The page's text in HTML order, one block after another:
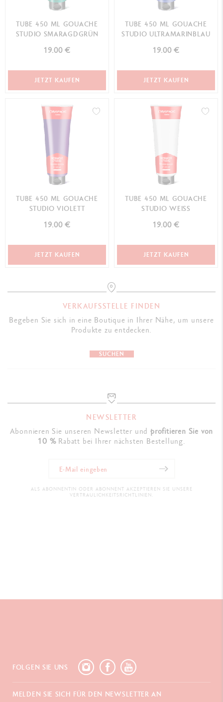
TUBE 450 ML GOUACHE
STUDIO SMARAGDGRÜN
19.00 €
JETZT KAUFEN
TUBE 450 ML GOUACHE
STUDIO ULTRAMARINBLAU
19.00 €
JETZT KAUFEN
TUBE 450 ML GOUACHE
STUDIO VIOLETT
19.00 €
JETZT KAUFEN
TUBE 450 ML GOUACHE
STUDIO WEISS
19.00 €
JETZT KAUFEN
VERKAUFSSTELLE FINDEN
Begeben Sie sich in eine Boutique in Ihrer Nähe, um unsere
Produkte zu entdecken.
SUCHEN
NEWSLETTER
Abonnieren Sie unseren Newsletter undprofitieren Sie von
10 %Rabatt bei Ihrer nächsten Bestellung.
ALS ABONNENTIN ODER ABONNENT AKZEPTIEREN SIE UNSERE
VERTRAULICHKEITSRICHTLINIEN.
FOLGEN SIE UNS
MELDEN SIE SICH FÜR DEN NEWSLETTER AN